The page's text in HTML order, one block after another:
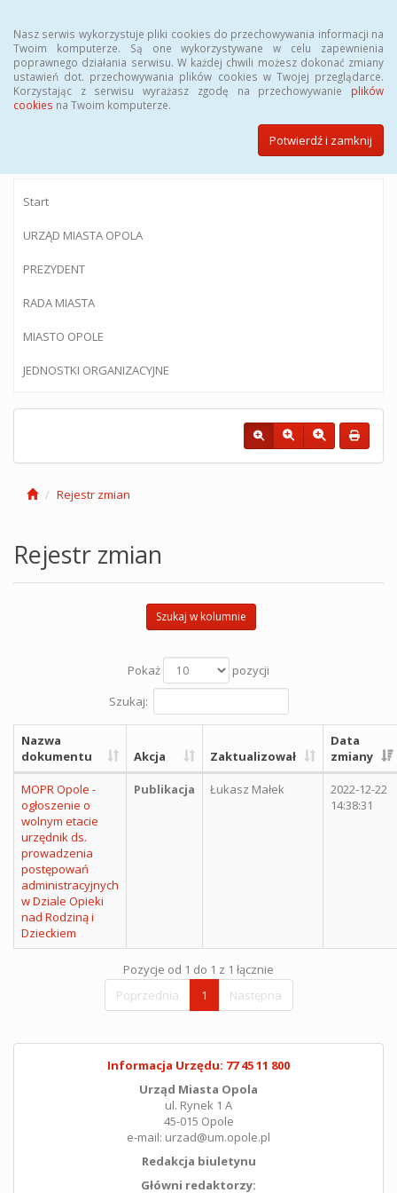
Nasz serwis wykorzystuje pliki cookies do przechowywania informacji na
Twoim komputerze. Są one wykorzystywane w celu zapewnienia
poprawnego działania serwisu. W każdej chwili możesz dokonać zmiany
ustawień dot. przechowywania plików cookies w Twojej przeglądarce.
Korzystając z serwisu wyrażasz zgodę na przechowywanie plików
cookies na Twoim komputerze.
Potwierdź i zamknij
BIULETYN INFORMACJI PUBLICZNEJ
Urzędu Miasta Opola
Start
URZĄD MIASTA OPOLA
PREZYDENT
RADA MIASTA
MIASTO OPOLE
JEDNOSTKI ORGANIZACYJNE
Rejestr zmian
Rejestr zmian
Szukaj w kolumnie
Pokaż
pozycji
Szukaj:
Nazwa
dokumentu
Akcja Zaktualizował
Data
zmiany
MOPR Opole -
ogłoszenie o
wolnym etacie
urzędnik ds.
prowadzenia
postępowań
administracyjnych
w Dziale Opieki
nad Rodziną i
Dzieckiem
Publikacja Łukasz Małek
2022-12-22
14:38:31
Pozycje od 1 do 1 z 1 łącznie
Poprzednia
1 Następna
Informacja Urzędu: 77 45 11 800
Urząd Miasta Opola
ul. Rynek 1 A
45-015 Opole
e-mail: urzad@um.opole.pl
Redakcja biuletynu
Główni redaktorzy: